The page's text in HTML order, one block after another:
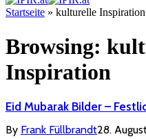
Startseite » kulturelle Inspiration
Browsing:
Inspiration
Eid Mubarak Bilder –
By Frank Füllbrandt28.